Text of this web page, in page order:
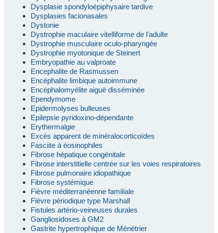
Dysplasie spondyloépiphysaire tardive
Dysplasies facionasales
Dystonie
Dystrophie maculaire vitelliforme de l'adulte
Dystrophie musculaire oculo-pharyngée
Dystrophie myotonique de Steinert
Embryopathie au valproate
Encephalite de Rasmussen
Encéphalite limbique autoimmune
Encéphalomyélite aiguë disséminée
Ependymome
Epidermolyses bulleuses
Epilepsie pyridoxino-dépendante
Erythermalgie
Excès apparent de minéralocorticoïdes
Fasciite à éosinophiles
Fibrose hépatique congénitale
Fibrose interstitielle centrée sur les voies respiratoires
Fibrose pulmonaire idiopathique
Fibrose systémique
Fièvre méditerranéenne familiale
Fièvre périodique type Marshall
Fistules artério-veineuses durales
Gangliosidoses à GM2
Gastrite hypertrophique de Ménétrier